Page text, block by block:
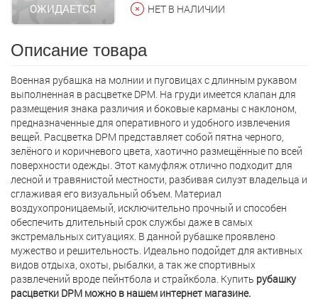
ОЖИДАЕТСЯ НЕТ В НАЛИЧИИ
Описание товара
Военная рубашка на молнии и пуговицах с длинным рукавом
выполненная в расцветке DPM. На груди имеется клапан для
размещения знака различия и боковые карманы с наклоном,
предназначенные для оперативного и удобного извлечения
вещей. Расцветка DPM представляет собой пятна черного,
зелёного и коричневого цвета, хаотично размещённые по всей
поверхности одежды. Этот камуфляж отлично подходит для
лесной и травянистой местности, разбивая силуэт владельца и
сглаживая его визуальный объем. Материал
воздухопроницаемый, исключительно прочный и способен
обеспечить длительный срок службы даже в самых
экстремальных ситуациях. В данной рубашке проявлено
мужество и решительность. Идеально подойдет для активных
видов отдыха, охоты, рыбалки, а так же спортивных
развлечений вроде пейнтбола и страйкбола. Купить рубашку
расцветки DPM можно в нашем интернет магазине.